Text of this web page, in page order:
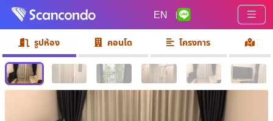
EN |
รูปห้อง คอนโด โครงการ